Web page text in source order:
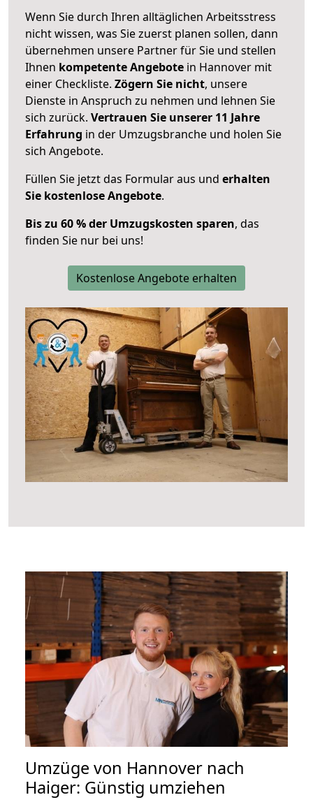
Wenn Sie durch Ihren alltäglichen Arbeitsstress
nicht wissen, was Sie zuerst planen sollen, dann
übernehmen unsere Partner für Sie und stellen
Ihnen kompetente Angebote in Hannover mit
einer Checkliste. Zögern Sie nicht, unsere
Dienste in Anspruch zu nehmen und lehnen Sie
sich zurück. Vertrauen Sie unserer 11 Jahre
Erfahrung in der Umzugsbranche und holen Sie
sich Angebote.
Füllen Sie jetzt das Formular aus und erhalten
Sie kostenlose Angebote.
Bis zu 60 % der Umzugskosten sparen, das
finden Sie nur bei uns!
Kostenlose Angebote erhalten
Umzüge von Hannover nach
Haiger: Günstig umziehen